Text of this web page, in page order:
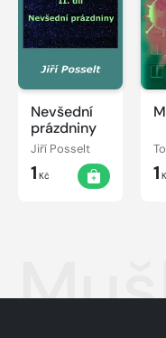
Nevšední
prázdniny
Jiří Posselt
1 Kč 1